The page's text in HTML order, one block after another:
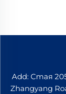
Add: Стая
Zhangyang